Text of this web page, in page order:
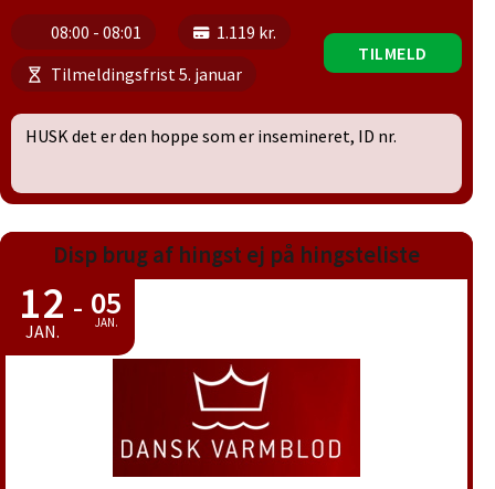
08:00 - 08:01
1.119 kr.
Tilmeldingsfrist 5. januar
TILMELD
HUSK det er den hoppe som er insemineret, ID nr.
Disp brug af hingst ej på hingsteliste
12
JAN.
- 05
JAN.